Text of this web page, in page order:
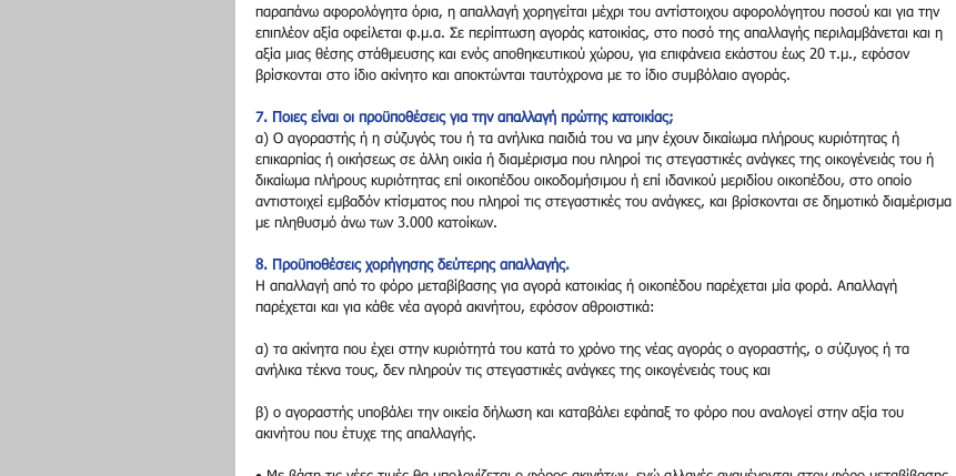
παραπάνω αφορολόγητα όρια, η απαλλαγή χορηγείται μέχρι του αντίστοιχου αφορολόγητου ποσού και για την
επιπλέον αξία οφείλεται φ.μ.α. Σε περίπτωση αγοράς κατοικίας, στο ποσό της απαλλαγής περιλαμβάνεται και η
αξία μιας θέσης στάθμευσης και ενός αποθηκευτικού χώρου, για επιφάνεια εκάστου έως 20 τ.μ., εφόσον
βρίσκονται στο ίδιο ακίνητο και αποκτώνται ταυτόχρονα με το ίδιο συμβόλαιο αγοράς.
7. Ποιες είναι οι προϋποθέσεις για την απαλλαγή πρώτης κατοικίας;
α) Ο αγοραστής ή η σύζυγός του ή τα ανήλικα παιδιά του να μην έχουν δικαίωμα πλήρους κυριότητας ή
επικαρπίας ή οικήσεως σε άλλη οικία ή διαμέρισμα που πληροί τις στεγαστικές ανάγκες της οικογένειάς του ή
δικαίωμα πλήρους κυριότητας επί οικοπέδου οικοδομήσιμου ή επί ιδανικού μεριδίου οικοπέδου, στο οποίο
αντιστοιχεί εμβαδόν κτίσματος που πληροί τις στεγαστικές του ανάγκες, και βρίσκονται σε δημοτικό διαμέρισμα
με πληθυσμό άνω των 3.000 κατοίκων.
8. Προϋποθέσεις χορήγησης δεύτερης απαλλαγής.
Η απαλλαγή από το φόρο μεταβίβασης για αγορά κατοικίας ή οικοπέδου παρέχεται μία φορά. Απαλλαγή
παρέχεται και για κάθε νέα αγορά ακινήτου, εφόσον αθροιστικά:
α) τα ακίνητα που έχει στην κυριότητά του κατά το χρόνο της νέας αγοράς ο αγοραστής, ο σύζυγος ή τα
ανήλικα τέκνα τους, δεν πληρούν τις στεγαστικές ανάγκες της οικογένειάς τους και
β) ο αγοραστής υποβάλει την οικεία δήλωση και καταβάλει εφάπαξ το φόρο που αναλογεί στην αξία του
ακινήτου που έτυχε της απαλλαγής.